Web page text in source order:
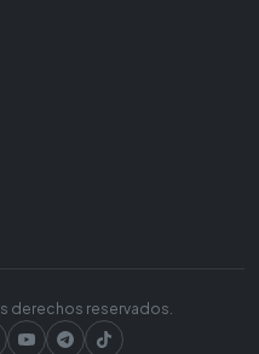
derechos reservados.